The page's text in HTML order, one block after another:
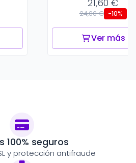
21,60 €
24,00 € -10%
Ver más
100% seguros
y protección antifraude